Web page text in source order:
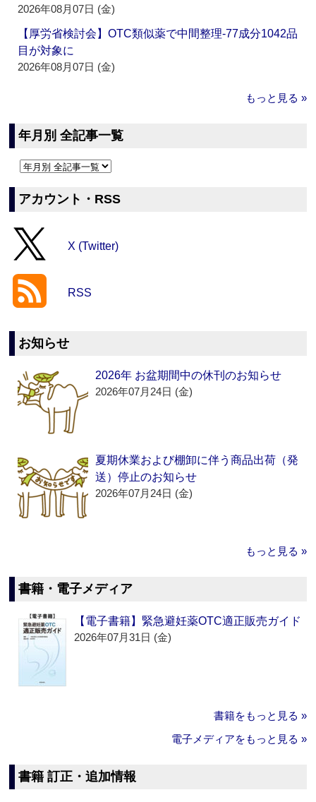
2026年08月07日 (金)
【厚労省検討会】OTC類似薬で中間整理‐77成分1042品
目が対象に
2026年08月07日 (金)
もっと見る »
年月別 全記事一覧
アカウント・RSS
X (Twitter)
RSS
お知らせ
2026年 お盆期間中の休刊のお知らせ
2026年07月24日 (金)
夏期休業および棚卸に伴う商品出荷（発
送）停止のお知らせ
2026年07月24日 (金)
もっと見る »
書籍・電子メディア
【電子書籍】緊急避妊薬OTC適正販売ガイド
2026年07月31日 (金)
書籍をもっと見る »
電子メディアをもっと見る »
書籍 訂正・追加情報